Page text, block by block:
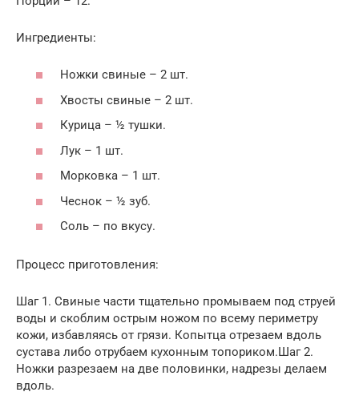
Ингредиенты:
Ножки свиные – 2 шт.
Хвосты свиные – 2 шт.
Курица – ½ тушки.
Лук – 1 шт.
Морковка – 1 шт.
Чеснок – ½ зуб.
Соль – по вкусу.
Процесс приготовления:
Шаг 1. Свиные части тщательно промываем под струей
воды и скоблим острым ножом по всему периметру
кожи, избавляясь от грязи. Копытца отрезаем вдоль
сустава либо отрубаем кухонным топориком.Шаг 2.
Ножки разрезаем на две половинки, надрезы делаем
вдоль.